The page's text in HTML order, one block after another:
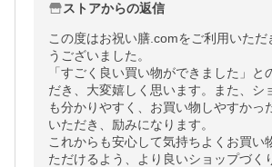
ストアからの返信
この度はお祝い膳.comをご利用いただ
うございました。
「すごく良い買い物ができました」と
だき、大変嬉しく思います。また、シ
も分かりやすく、お買い物しやすかっ
いただき、励みになります。
これからも安心して気持ちよくお買い
ただけるよう、より良いショップづく